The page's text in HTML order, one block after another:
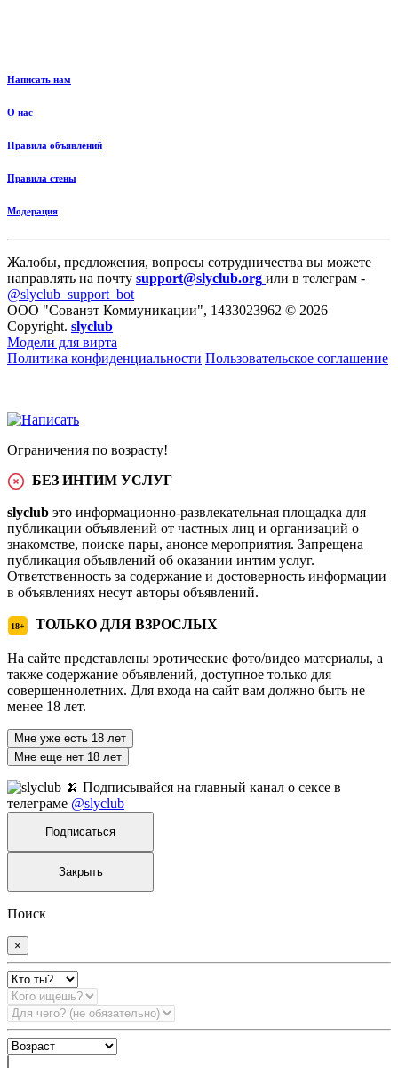
Написать нам
О нас
Правила объявлений
Правила стены
Модерация
Жалобы, предложения, вопросы сотрудничества вы можете
направлять на почту support@slyclub.org или в телеграм -
@slyclub_support_bot
ООО "Сованэт Коммуникации", 1433023962 © 2026
Copyright. slyclub
Модели для вирта
Политика конфиденциальности Пользовательское соглашение
Ограничения по возрасту!
БЕЗ ИНТИМ УСЛУГ
slyclub это информационно-развлекательная площадка для
публикации объявлений от частных лиц и организаций о
знакомстве, поиске пары, анонсе мероприятия. Запрещена
публикация объявлений об оказании интим услуг.
Ответственность за содержание и достоверность информации
в объявлениях несут авторы объявлений.
18+ ТОЛЬКО ДЛЯ ВЗРОСЛЫХ
На сайте представлены эротические фото/видео материалы, а
также содержание объявлений, доступное только для
совершеннолетних. Для входа на сайт вам должно быть не
менее 18 лет.
Мне уже есть 18 лет
Мне еще нет 18 лет
🍌 Подписывайся на главный канал о сексе в
телеграме @slyclub
Подписаться
Закрыть
Поиск
×